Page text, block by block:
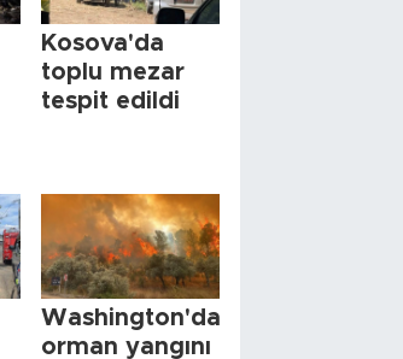
Kosova'da
toplu mezar
tespit edildi
Washington'da
orman yangını